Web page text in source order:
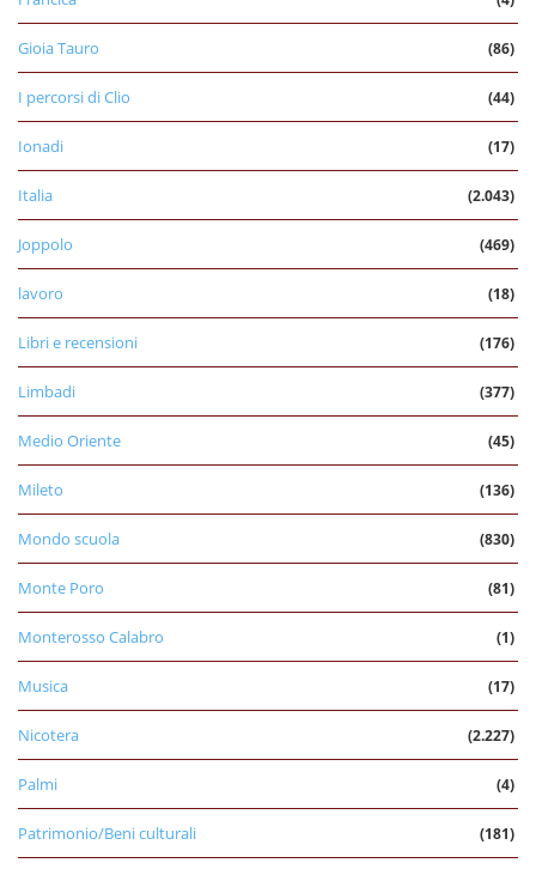
Gioia Tauro (86)
I percorsi di Clio (44)
Ionadi (17)
Italia (2.043)
Joppolo (469)
lavoro (18)
Libri e recensioni (176)
Limbadi (377)
Medio Oriente (45)
Mileto (136)
Mondo scuola (830)
Monte Poro (81)
Monterosso Calabro (1)
Musica (17)
Nicotera (2.227)
Palmi (4)
Patrimonio/Beni culturali (181)